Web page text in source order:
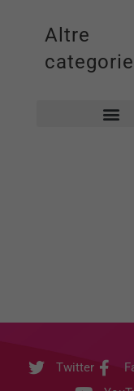
Altre
categorie
Twitter